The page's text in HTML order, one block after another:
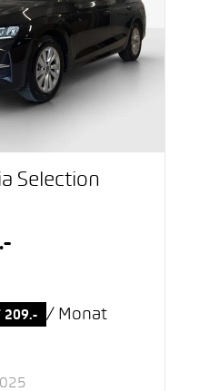
Selection
209.- / Monat